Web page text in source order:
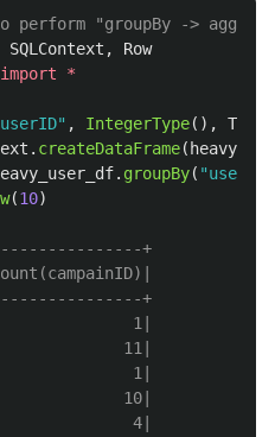
SQLContext ,
Row
import *
userID" , IntegerType(), True
. createDataFrame(
. groupBy( "userID
(10)
+
+
1|
11|
1|
10|
4|